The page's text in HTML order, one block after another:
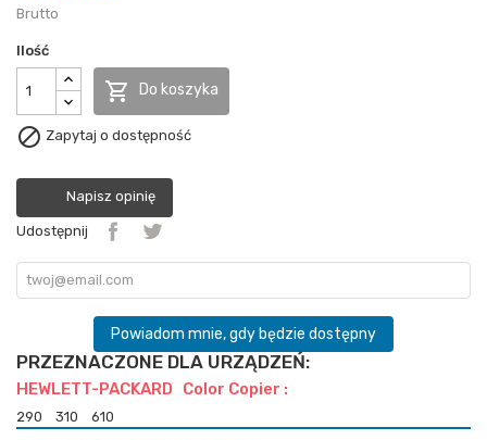
Brutto
Ilość
 Do koszyka
 Zapytaj o dostępność
Napisz opinię
Udostępnij
Powiadom mnie, gdy będzie dostępny
PRZEZNACZONE DLA URZĄDZEŃ:
HEWLETT-PACKARD Color Copier :
290 310 610